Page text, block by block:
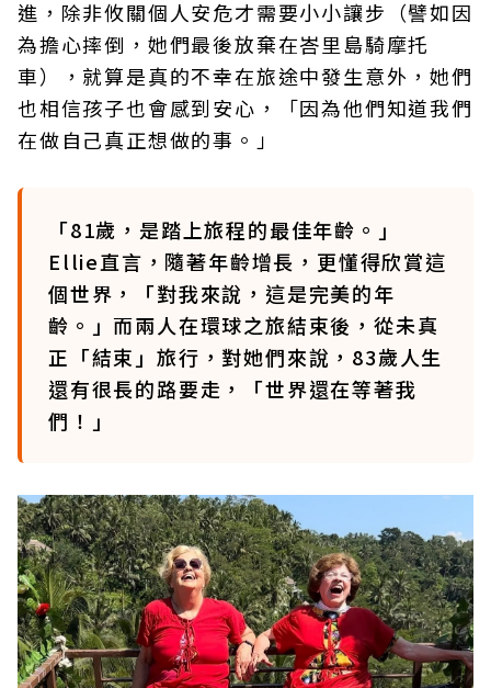
進，除非攸關個人安危才需要小小讓步（譬如因
為擔心摔倒，她們最後放棄在峇里島騎摩托
車），就算是真的不幸在旅途中發生意外，她們
也相信孩子也會感到安心，「因為他們知道我們
在做自己真正想做的事。」
「81歲，是踏上旅程的最佳年齡。」
Ellie直言，隨著年齡增長，更懂得欣賞這
個世界，「對我來說，這是完美的年
齡。」而兩人在環球之旅結束後，從未真
正「結束」旅行，對她們來說，83歲人生
還有很長的路要走，「世界還在等著我
們！」